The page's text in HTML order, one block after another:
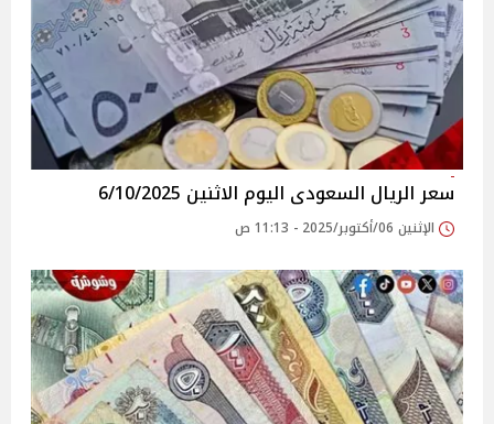
سعر الريال السعودى اليوم الاثنين 6/10/2025
الإثنين 06/أكتوبر/2025 - 11:13 ص